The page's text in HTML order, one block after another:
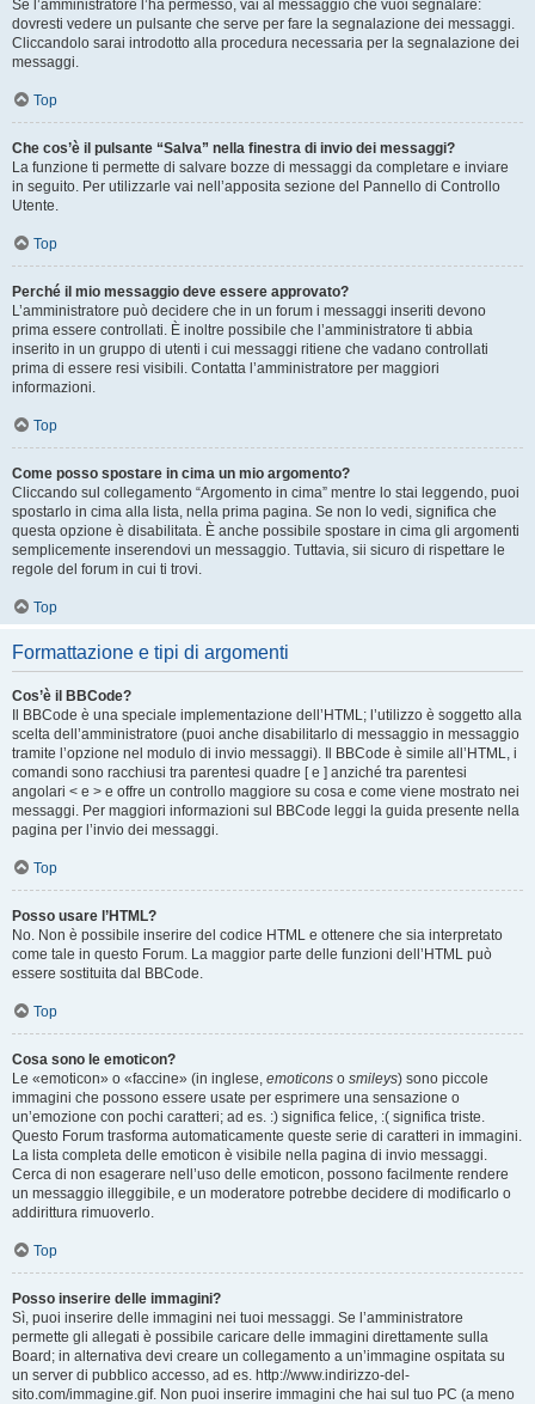
Se l’amministratore l’ha permesso, vai al messaggio che vuoi segnalare:
dovresti vedere un pulsante che serve per fare la segnalazione dei messaggi.
Cliccandolo sarai introdotto alla procedura necessaria per la segnalazione dei
messaggi.
Top
Che cos’è il pulsante “Salva” nella finestra di invio dei messaggi?
La funzione ti permette di salvare bozze di messaggi da completare e inviare
in seguito. Per utilizzarle vai nell’apposita sezione del Pannello di Controllo
Utente.
Top
Perché il mio messaggio deve essere approvato?
L’amministratore può decidere che in un forum i messaggi inseriti devono
prima essere controllati. È inoltre possibile che l’amministratore ti abbia
inserito in un gruppo di utenti i cui messaggi ritiene che vadano controllati
prima di essere resi visibili. Contatta l’amministratore per maggiori
informazioni.
Top
Come posso spostare in cima un mio argomento?
Cliccando sul collegamento “Argomento in cima” mentre lo stai leggendo, puoi
spostarlo in cima alla lista, nella prima pagina. Se non lo vedi, significa che
questa opzione è disabilitata. È anche possibile spostare in cima gli argomenti
semplicemente inserendovi un messaggio. Tuttavia, sii sicuro di rispettare le
regole del forum in cui ti trovi.
Top
Formattazione e tipi di argomenti
Cos’è il BBCode?
Il BBCode è una speciale implementazione dell’HTML; l’utilizzo è soggetto alla
scelta dell’amministratore (puoi anche disabilitarlo di messaggio in messaggio
tramite l’opzione nel modulo di invio messaggi). Il BBCode è simile all’HTML, i
comandi sono racchiusi tra parentesi quadre [ e ] anziché tra parentesi
angolari < e > e offre un controllo maggiore su cosa e come viene mostrato nei
messaggi. Per maggiori informazioni sul BBCode leggi la guida presente nella
pagina per l’invio dei messaggi.
Top
Posso usare l’HTML?
No. Non è possibile inserire del codice HTML e ottenere che sia interpretato
come tale in questo Forum. La maggior parte delle funzioni dell’HTML può
essere sostituita dal BBCode.
Top
Cosa sono le emoticon?
Le «emoticon» o «faccine» (in inglese, emoticons o smileys) sono piccole
immagini che possono essere usate per esprimere una sensazione o
un’emozione con pochi caratteri; ad es. :) significa felice, :( significa triste.
Questo Forum trasforma automaticamente queste serie di caratteri in immagini.
La lista completa delle emoticon è visibile nella pagina di invio messaggi.
Cerca di non esagerare nell’uso delle emoticon, possono facilmente rendere
un messaggio illeggibile, e un moderatore potrebbe decidere di modificarlo o
addirittura rimuoverlo.
Top
Posso inserire delle immagini?
Sì, puoi inserire delle immagini nei tuoi messaggi. Se l’amministratore
permette gli allegati è possibile caricare delle immagini direttamente sulla
Board; in alternativa devi creare un collegamento a un’immagine ospitata su
un server di pubblico accesso, ad es. http://www.indirizzo-del-
sito.com/immagine.gif. Non puoi inserire immagini che hai sul tuo PC (a meno